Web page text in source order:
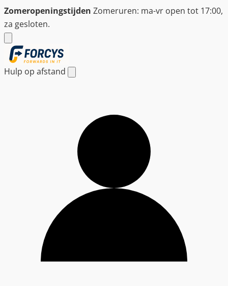
Ga
naar
de
inhoud
Zomeropeningstijden Zomeruren: ma-vr open tot 17:00,
za gesloten.
Hulp op afstand